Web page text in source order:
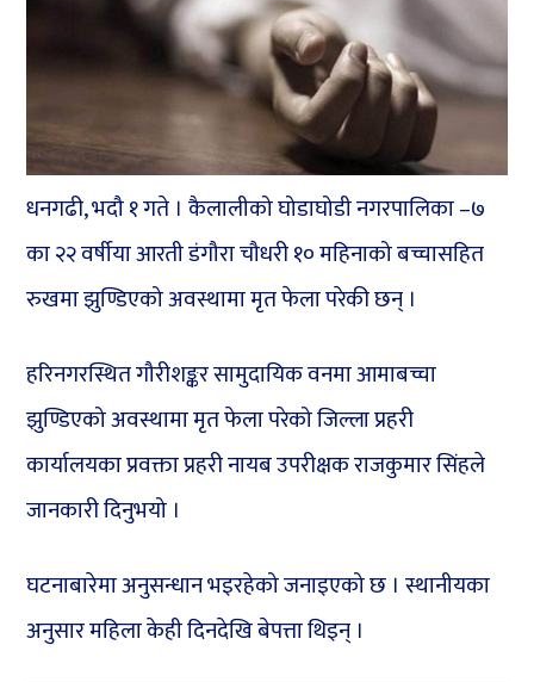
धनगढी, भदौ १ गते । कैलालीको घोडाघोडी नगरपालिका –७
का २२ वर्षीया आरती डंगौरा चौधरी १० महिनाको बच्चासहित
रुखमा झुण्डिएको अवस्थामा मृत फेला परेकी छन् ।
हरिनगरस्थित गौरीशङ्कर सामुदायिक वनमा आमाबच्चा
झुण्डिएको अवस्थामा मृत फेला परेको जिल्ला प्रहरी
कार्यालयका प्रवक्ता प्रहरी नायब उपरीक्षक राजकुमार सिंहले
जानकारी दिनुभयो ।
घटनाबारेमा अनुसन्धान भइरहेको जनाइएको छ । स्थानीयका
अनुसार महिला केही दिनदेखि बेपत्ता थिइन् ।